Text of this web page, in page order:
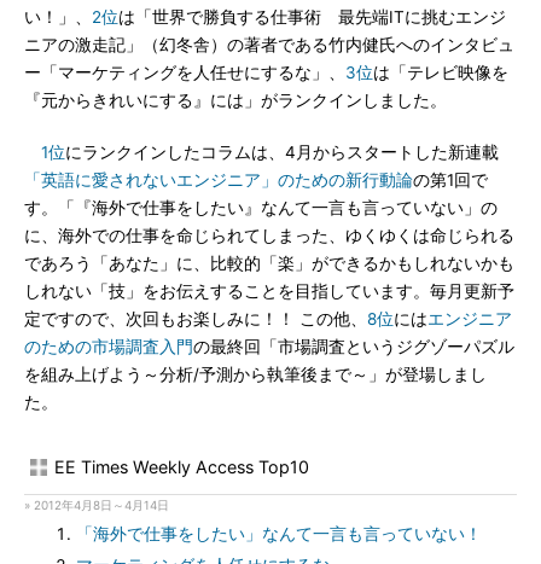
い！」、 2位は「世界で勝負する仕事術 最先端ITに挑むエンジ
ニアの激走記」（幻冬舎）の著者である竹内健氏へのインタビュ
ー「マーケティングを人任せにするな」、 3位は「テレビ映像を
『元からきれいにする』には」がランクインしました。
1位にランクインしたコラムは、4月からスタートした新連載
「英語に愛されないエンジニア」のための新行動論の第1回で
す。「『海外で仕事をしたい』なんて一言も言っていない」の
に、海外での仕事を命じられてしまった、ゆくゆくは命じられる
であろう「あなた」に、比較的「楽」ができるかもしれないかも
しれない「技」をお伝えすることを目指しています。毎月更新予
定ですので、次回もお楽しみに！！ この他、 8位にはエンジニア
のための市場調査入門の最終回「市場調査というジグゾーパズル
を組み上げよう～分析/予測から執筆後まで～」が登場しまし
た。
EE Times Weekly Access Top10
» 2012年4月8日～4月14日
「海外で仕事をしたい」なんて一言も言っていない！